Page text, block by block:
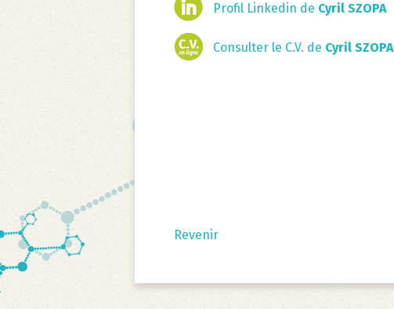
Profil Linkedin de Cyril SZOPA
Consulter le C.V. de Cyril SZOPA
Revenir